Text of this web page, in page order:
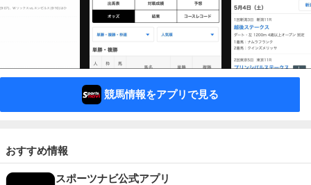
競馬情報をアプリで見る
おすすめ情報
スポーツナビ公式アプリ